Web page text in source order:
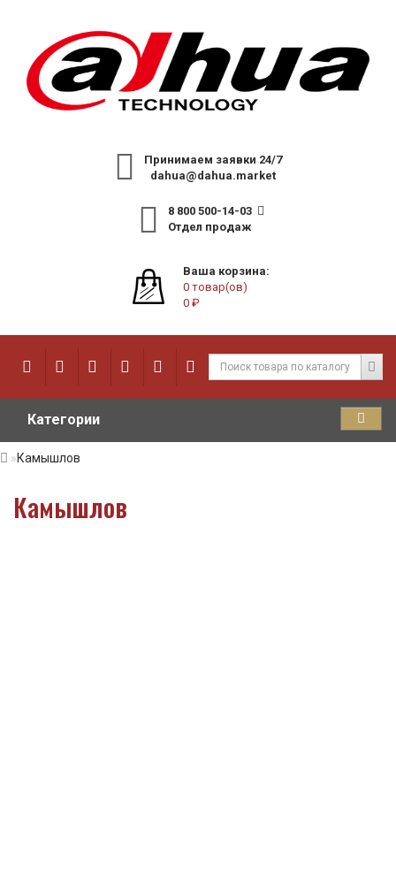
Принимаем заявки 24/7
dahua@dahua.market
8 800 500-14-03
Отдел продаж
Ваша корзина:
0 товар(ов)
0 ₽
Категории
Камышлов
Камышлов